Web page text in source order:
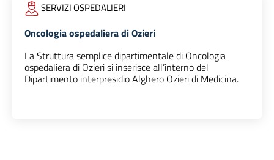
SERVIZI OSPEDALIERI
Oncologia ospedaliera di Ozieri
La Struttura semplice dipartimentale di Oncologia
ospedaliera di Ozieri si inserisce all’interno del
Dipartimento interpresidio Alghero Ozieri di Medicina.